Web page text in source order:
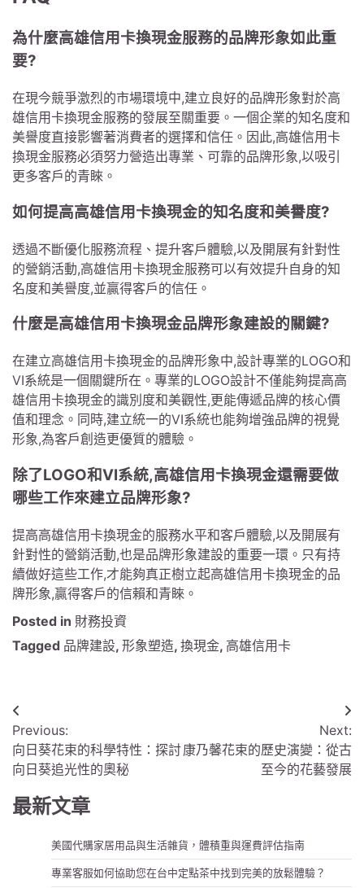
為什麼高雄信用卡換現金服務的品牌形象如此重
要?
在現今競爭激烈的市場環境中,建立良好的品牌形象對於高
雄信用卡換現金服務的發展至關重要。一個企業的知名度和
美譽度直接影響著消費者的選擇和信任。因此,高雄信用卡
換現金服務必須努力營造出專業、可靠的品牌形象,以吸引
更多客戶的青睞。
如何提高高雄信用卡換現金的知名度和美譽度?
透過不斷優化服務流程、提升客戶體驗,以及開展有針對性
的營銷活動,高雄信用卡換現金服務可以有效提升自身的知
名度和美譽度,並贏得客戶的信任。
什麼是高雄信用卡換現金品牌形象建設的關鍵?
在建立高雄信用卡換現金的品牌形象中,設計專業的LOGO和
VI系統是一個關鍵所在。專業的LOGO設計不僅能夠提高高
雄信用卡換現金的識別度和美觀性,更能傳遞品牌的核心價
值和理念。同時,建立統一的VI系統也能夠增強品牌的視覺
形象,為客戶創造更優質的體驗。
除了LOGO和VI系統,高雄信用卡換現金還需要做
哪些工作來建立品牌形象?
提高高雄信用卡換現金的服務水平和客戶體驗,以及開展有
針對性的營銷活動,也是品牌形象建設的重要一環。只有持
續做好這些工作,才能夠真正樹立起高雄信用卡換現金的品
牌形象,贏得客戶的信賴和青睞。
Posted in 財務投資
Tagged 品牌建設, 形象塑造, 換現金, 高雄信用卡
文
章
導
覽
Previous:
向日葵花束的科學特性：探討
向日葵追光性的奧秘
Next:
康乃馨花束的歷史演變：從古
至今的花藝發展
最新文章
美國代購家居用品與生活雜貨，體積重與運費評估指南
專業客服如何協助您在台中定點茶中找到完美的放鬆體驗？